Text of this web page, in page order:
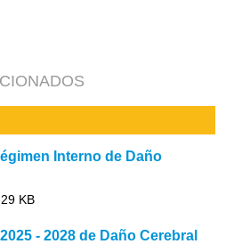
Interno de Daño
KB
- 2028 de Daño Cerebral